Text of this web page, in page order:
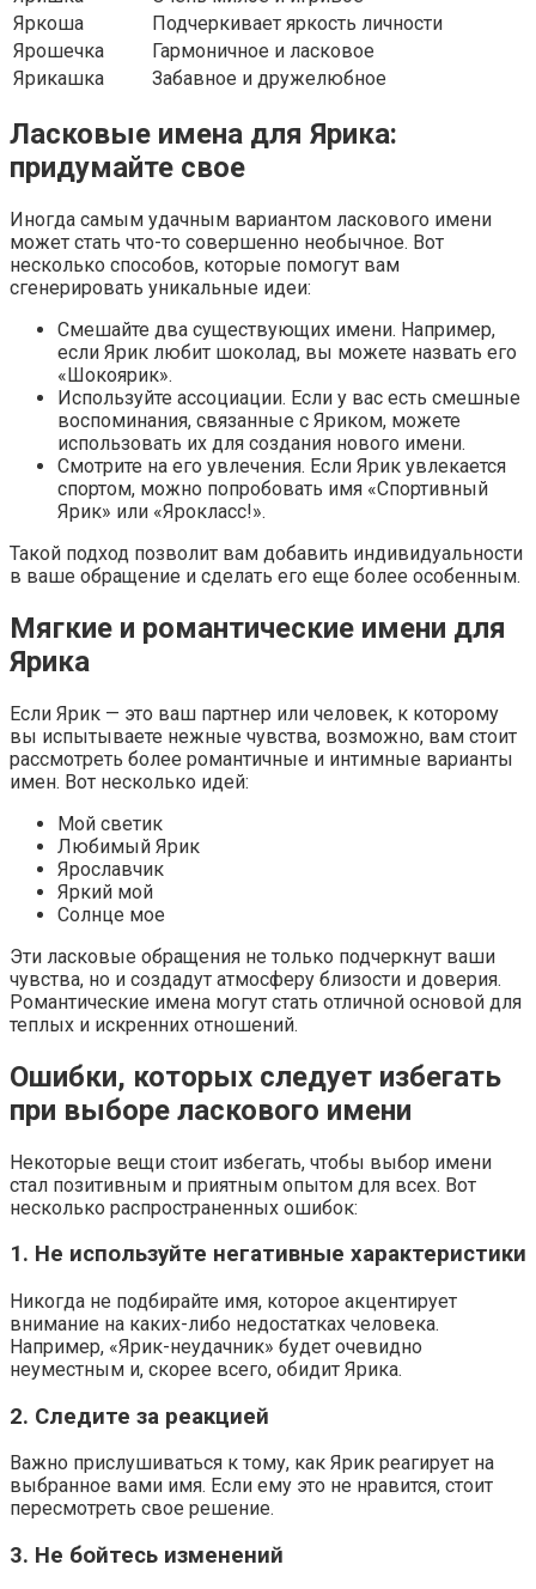
Яркоша
Подчеркивает яркость личности
Ярошечка
Гармоничное и ласковое
Ярикашка
Забавное и дружелюбное
Ласковые имена для Ярика:
придумайте свое
Иногда самым удачным вариантом ласкового имени
может стать что-то совершенно необычное. Вот
несколько способов, которые помогут вам
сгенерировать уникальные идеи:
Смешайте два существующих имени. Например,
если Ярик любит шоколад, вы можете назвать его
«Шокоярик».
Используйте ассоциации. Если у вас есть смешные
воспоминания, связанные с Яриком, можете
использовать их для создания нового имени.
Смотрите на его увлечения. Если Ярик увлекается
спортом, можно попробовать имя «Спортивный
Ярик» или «Ярокласс!».
Такой подход позволит вам добавить индивидуальности
в ваше обращение и сделать его еще более особенным.
Мягкие и романтические имени для
Ярика
Если Ярик — это ваш партнер или человек, к которому
вы испытываете нежные чувства, возможно, вам стоит
рассмотреть более романтичные и интимные варианты
имен. Вот несколько идей:
Мой светик
Любимый Ярик
Ярославчик
Яркий мой
Солнце мое
Эти ласковые обращения не только подчеркнут ваши
чувства, но и создадут атмосферу близости и доверия.
Романтические имена могут стать отличной основой для
теплых и искренних отношений.
Ошибки, которых следует избегать
при выборе ласкового имени
Некоторые вещи стоит избегать, чтобы выбор имени
стал позитивным и приятным опытом для всех. Вот
несколько распространенных ошибок:
1. Не используйте негативные характеристики
Никогда не подбирайте имя, которое акцентирует
внимание на каких-либо недостатках человека.
Например, «Ярик-неудачник» будет очевидно
неуместным и, скорее всего, обидит Ярика.
2. Следите за реакцией
Важно прислушиваться к тому, как Ярик реагирует на
выбранное вами имя. Если ему это не нравится, стоит
пересмотреть свое решение.
3. Не бойтесь изменений